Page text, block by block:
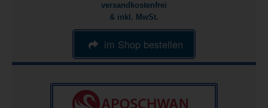
versandkostenfrei
& inkl. MwSt.
im Shop bestellen